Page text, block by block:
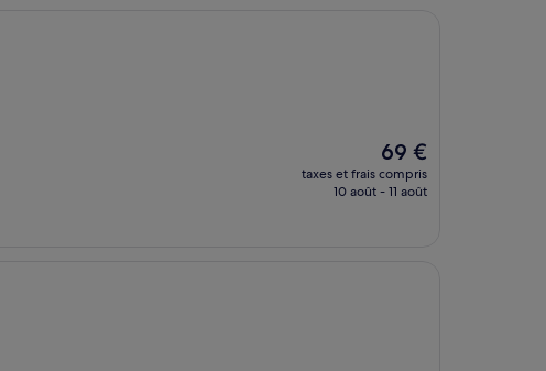
Le
nouveau
prix
69 €
taxes et frais compris
10 août - 11 août